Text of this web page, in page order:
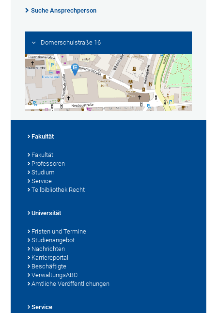
Suche Ansprechperson
Domerschulstraße 16
Fakultät
Fakultät
Professoren
Studium
Service
Teilbibliothek Recht
Universität
Fristen und Termine
Studienangebot
Nachrichten
Karriereportal
Beschäftigte
VerwaltungsABC
Amtliche Veröffentlichungen
Service